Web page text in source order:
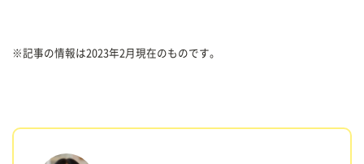
※記事の情報は2023年2月現在のものです。